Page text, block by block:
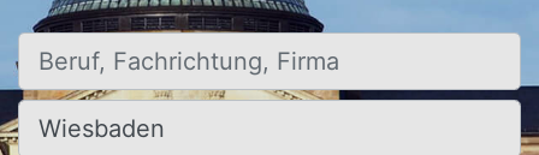
Beruf, Fachrichtung, Firma
Ort, Stadt